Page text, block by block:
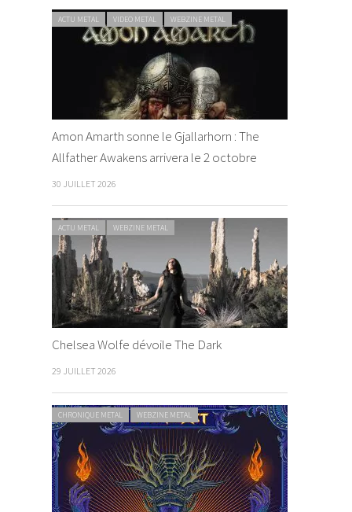
ACTU METAL VIDEO METAL WEBZINE METAL
Amon Amarth sonne le Gjallarhorn : The
Allfather Awakens arrivera le 2 octobre
30 JUILLET 2026
ACTU METAL WEBZINE METAL
Chelsea Wolfe dévoile The Dark
29 JUILLET 2026
CHRONIQUE METAL WEBZINE METAL